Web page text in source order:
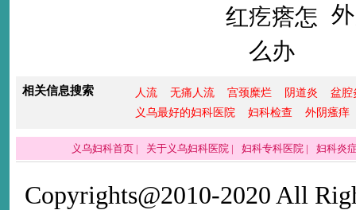
相关信息搜索 人流 无痛人流 宫颈糜烂 阴道炎
盆腔
义乌最好的妇科医院
妇科检查 外阴瘙痒
义乌妇科首页 | 关于义乌妇科医院 | 妇科专科医院 | 妇科炎
Copyrights@2010-2020 All